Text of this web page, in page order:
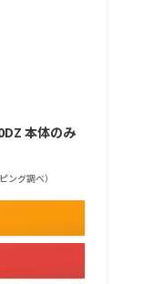
本体のみ
ング調べ）